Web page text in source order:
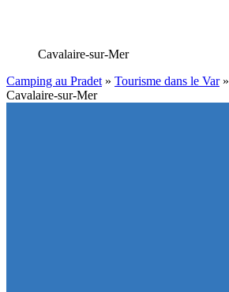
Cavalaire-sur-Mer
Camping au Pradet » Tourisme dans le Var»
Cavalaire-sur-Mer